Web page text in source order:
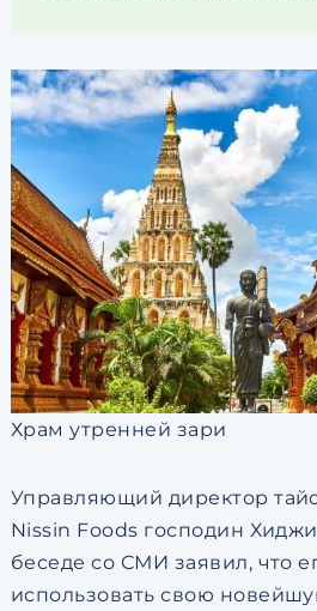
Храм утренней зари
Управляющий директор
Nissin Foods господин
беседе со СМИ заявил, что
использовать свою